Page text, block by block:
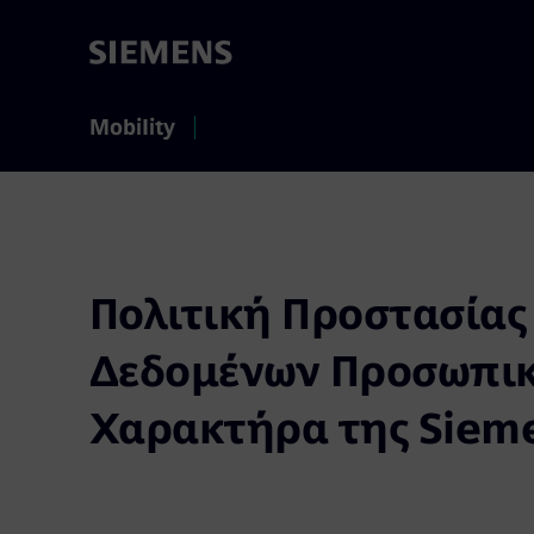
Mobility
Πολιτική Προστασίας
Δεδομένων
Χαρακτήρα της